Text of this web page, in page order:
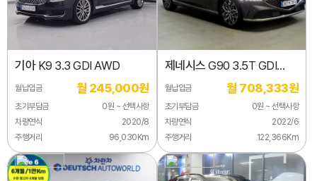
기아K9 3.3 GDI AWD
월납입금 월 245,000원
초기부담금
0원 ~ 선택사항
차량연식
2020/8
주행거리
96,030Km
제네시스 G90 3.5T GDI
AWD
월납입금 월 708,333원
초기부담금
0원 ~ 선택사항
차량연식
2022/6
주행거리
122,366Km